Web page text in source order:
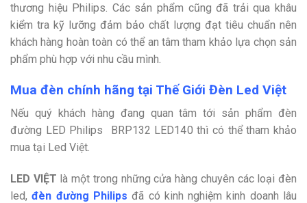
thương hiệu Philips. Các sản phẩm cũng đã trải qua khâu
kiểm tra kỹ lưỡng đảm bảo chất lượng đạt tiêu chuẩn nên
khách hàng hoàn toàn có thể an tâm tham khảo lựa chọn sản
phẩm phù hợp với nhu cầu mình.
Mua đèn chính hãng tại Thế Giới Đèn Led Việt
Nếu quý khách hàng đang quan tâm tới sản phẩm đèn
đường LED Philips BRP132 LED140 thì có thể tham khảo
mua tại Led Việt.
LED VIỆT là một trong những cửa hàng chuyên các loại đèn
led,đèn đường Philips đã có kinh nghiệm kinh doanh lâu